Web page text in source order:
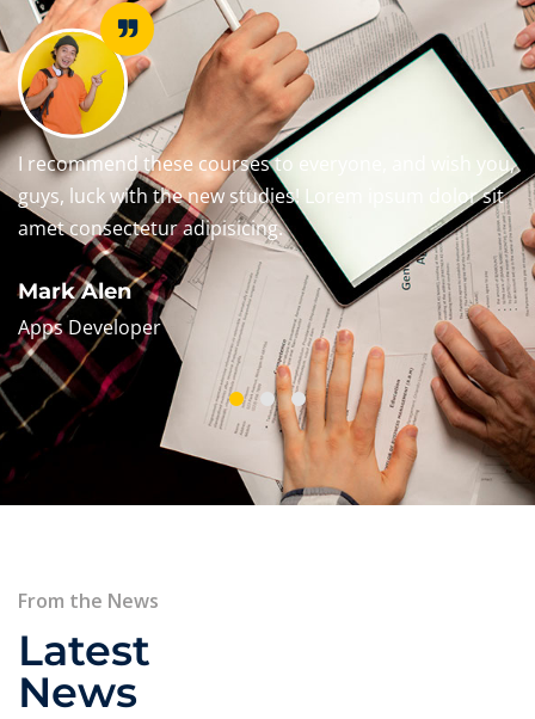
I recommend these courses to everyone, and wish you,
guys, luck with the new studies! Lorem ipsum dolor sit
amet consectetur adipisicing.
Mark Alen
Apps Developer
From the News
Latest
News